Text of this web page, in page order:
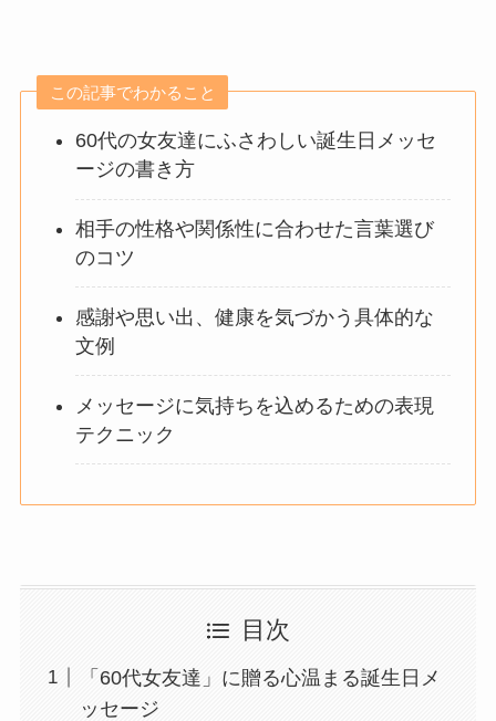
この記事でわかること
60代の女友達にふさわしい誕生日メッセ
ージの書き方
相手の性格や関係性に合わせた言葉選び
のコツ
感謝や思い出、健康を気づかう具体的な
文例
メッセージに気持ちを込めるための表現
テクニック
目次
「60代女友達」に贈る心温まる誕生日メ
ッセージ